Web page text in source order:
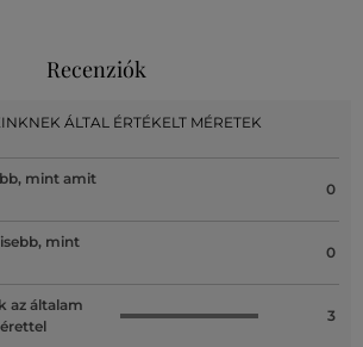
Recenziók
ÁLTAL ÉRTÉKELT MÉRETEK
mint amit
0
mint
0
az általam
3